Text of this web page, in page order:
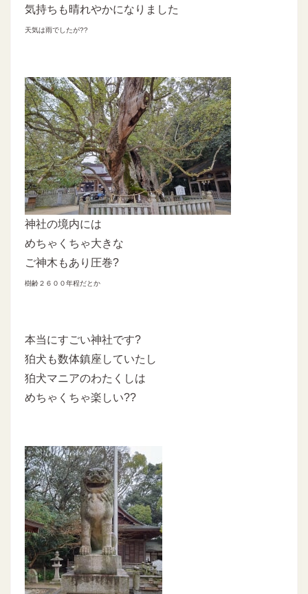
気持ちも晴れやかになりました
天気は雨でしたが??
神社の境内には
めちゃくちゃ大きな
ご神木もあり圧巻?
樹齢２６００年程だとか
本当にすごい神社です?
狛犬も数体鎮座していたし
狛犬マニアのわたくしは
めちゃくちゃ楽しい??